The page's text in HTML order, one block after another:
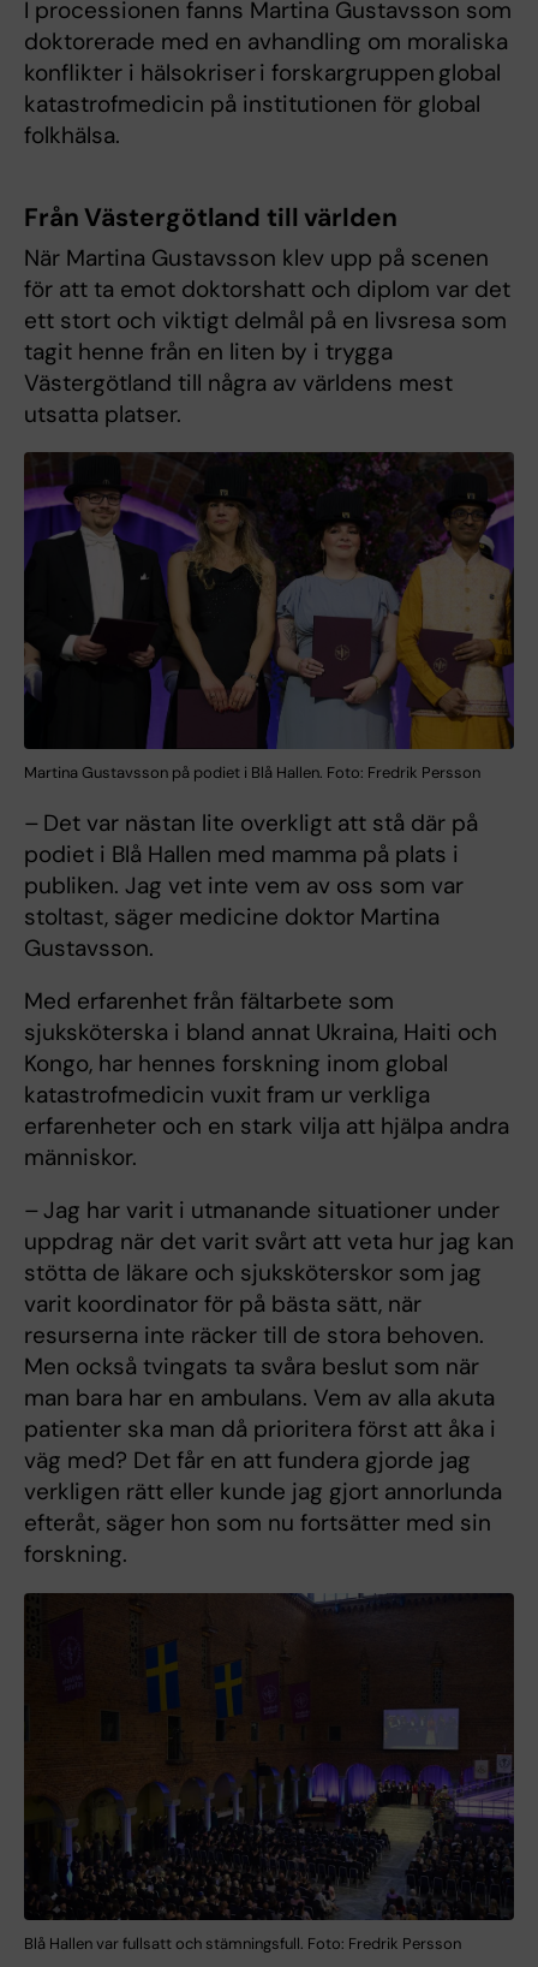
I processionen fanns Martina Gustavsson som
doktorerade med en avhandling om moraliska
konflikter i hälsokriser i forskargruppen global
katastrofmedicin på institutionen för global
folkhälsa.
Från Västergötland till världen
När Martina Gustavsson klev upp på scenen
för att ta emot doktorshatt och diplom var det
ett stort och viktigt delmål på en livsresa som
tagit henne från en liten by i trygga
Västergötland till några av världens mest
utsatta platser.
Martina Gustavsson på podiet i Blå Hallen. Foto: Fredrik Persson
– Det var nästan lite overkligt att stå där på
podiet i Blå Hallen med mamma på plats i
publiken. Jag vet inte vem av oss som var
stoltast, säger medicine doktor Martina
Gustavsson.
Med erfarenhet från fältarbete som
sjuksköterska i bland annat Ukraina, Haiti och
Kongo, har hennes forskning inom global
katastrofmedicin vuxit fram ur verkliga
erfarenheter och en stark vilja att hjälpa andra
människor.
– Jag har varit i utmanande situationer under
uppdrag när det varit svårt att veta hur jag kan
stötta de läkare och sjuksköterskor som jag
varit koordinator för på bästa sätt, när
resurserna inte räcker till de stora behoven.
Men också tvingats ta svåra beslut som när
man bara har en ambulans. Vem av alla akuta
patienter ska man då prioritera först att åka i
väg med? Det får en att fundera gjorde jag
verkligen rätt eller kunde jag gjort annorlunda
efteråt, säger hon som nu fortsätter med sin
forskning.
Blå Hallen var fullsatt och stämningsfull. Foto: Fredrik Persson